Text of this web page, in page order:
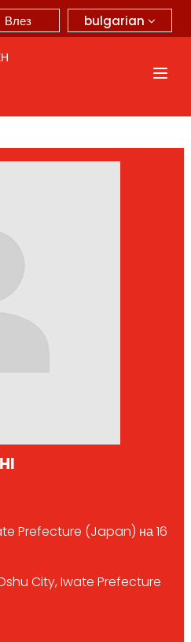
bulgarian
Влез
Prefecture (Japan) на 16
City, Iwate Prefecture